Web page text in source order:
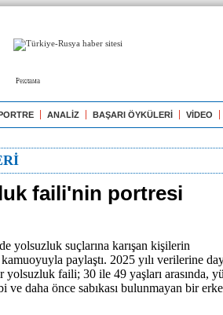
Реклама
ANALİZ BAŞARI ÖYKÜLERİ VİDEO
faili'nin portresi
yolsuzluk suçlarına karışan kişilerin
paylaştı. 2025 yılı verilerine
yolsuzluk faili; 30 ile 49 yaşları arasında,
daha önce sabıkası bulunmayan bir